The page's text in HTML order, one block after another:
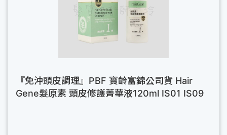
『免沖頭皮調理』PBF 寶齡富錦公司貨 Hair
Gene髮原素 頭皮修護菁華液120ml IS01 IS09